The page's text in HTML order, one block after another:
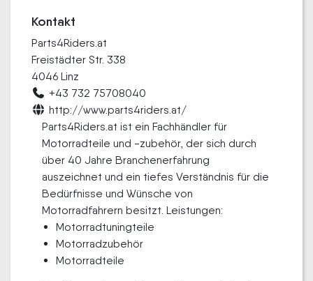
Kontakt
Parts4Riders.at
Freistädter Str. 338
4046 Linz
+43 732 75708040
http://www.parts4riders.at/
Parts4Riders.at ist ein Fachhändler für
Motorradteile und -zubehör, der sich durch
über 40 Jahre Branchenerfahrung
auszeichnet und ein tiefes Verständnis für die
Bedürfnisse und Wünsche von
Motorradfahrern besitzt. Leistungen:
Motorradtuningteile
Motorradzubehör
Motorradteile